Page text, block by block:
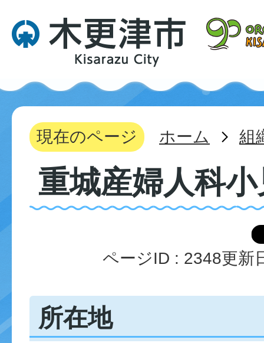
現在のページ ホーム 組
重城産婦人科
ページID : 2348更新
所在地